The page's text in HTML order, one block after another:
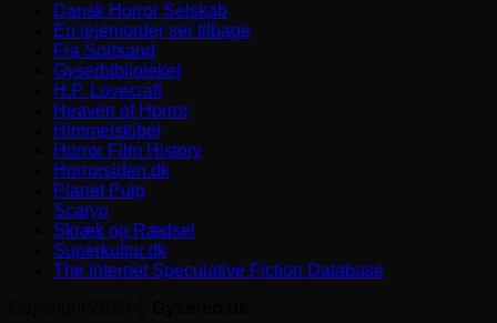
Dansk Horror Selskab
En lejemorder ser tilbage
Fra Sortsand
Gyserbiblioteket
H.P. Lovecraft
Heaven of Horror
Himmelskibet
Horror Film History
Horrorsiden.dk
Planet Pulp
Scaryo
Skræk og Rædsel
Superkultur.dk
The Internet Speculative Fiction Database